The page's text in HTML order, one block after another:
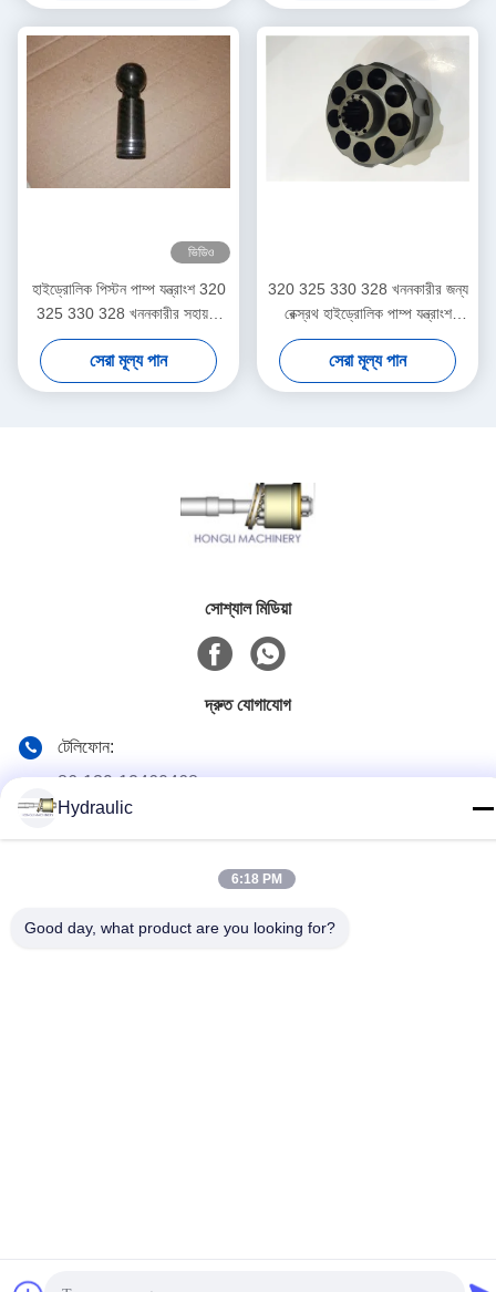
ভিডিও
হাইড্রোলিক পিস্টন পাম্প যন্ত্রাংশ 320
325 330 328 খননকারীর সহায়তা
EX200 সিরিজ
সেরা মূল্য পান
320 325 330 328 খননকারীর জন্য
রেক্স্রথ হাইড্রোলিক পাম্প যন্ত্রাংশ
পুনর্নির্মাণ
সেরা মূল্য পান
সোশ্যাল মিডিয়া
দ্রুত যোগাযোগ
টেলিফোন:
86-139-12460468
ফুড়ং ইন্ডাস্ট্রিয়াল পার্ক, জিশান জেলা, উক্সি সিটি
Hydraulic
6:18 PM
Good day, what product are you looking for?